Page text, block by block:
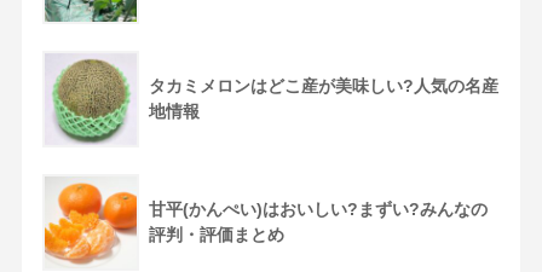
タカミメロンはどこ産が美味しい?人気の名産
地情報
甘平(かんぺい)はおいしい?まずい?みんなの
評判・評価まとめ